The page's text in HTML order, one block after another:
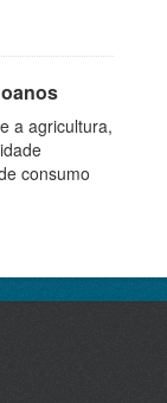
a agricultura,
consumo